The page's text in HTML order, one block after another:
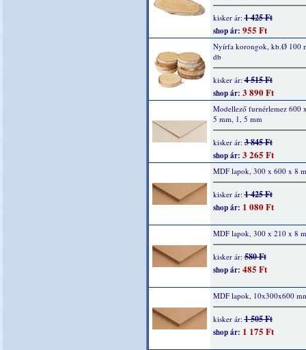
kisker ár:1 425 Ft
shop ár: 955 Ft
Nyírfa korongok, kb.Ø 100
db
kisker ár:4 515 Ft
shop ár: 3 890 Ft
Modellező furnérlemez 600
5 mm, 1, 5 mm
kisker ár:3 845 Ft
shop ár: 3 265 Ft
MDF lapok, 300 x 600 x 8
kisker ár:1 425 Ft
shop ár: 1 080 Ft
MDF lapok, 300 x 210 x 8
kisker ár:580 Ft
shop ár: 485 Ft
MDF lapok, 10x300x600
kisker ár:1 505 Ft
shop ár: 1 175 Ft